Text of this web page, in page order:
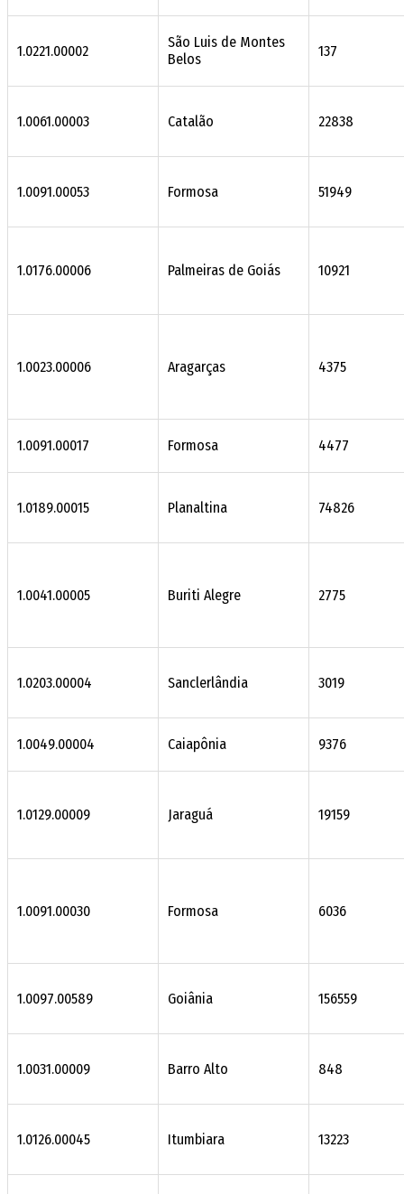
1.0221.00002
São Luis de Montes
Belos
137
1.0061.00003 Catalão 22838
1.0091.00053 Formosa 51949
1.0176.00006 Palmeiras de Goiás 10921
1.0023.00006 Aragarças 4375
1.0091.00017 Formosa 4477
1.0189.00015 Planaltina 74826
1.0041.00005 Buriti Alegre 2775
1.0203.00004 Sanclerlândia 3019
1.0049.00004 Caiapônia 9376
1.0129.00009 Jaraguá 19159
1.0091.00030 Formosa 6036
1.0097.00589 Goiânia 156559
1.0031.00009 Barro Alto 848
1.0126.00045 Itumbiara 13223